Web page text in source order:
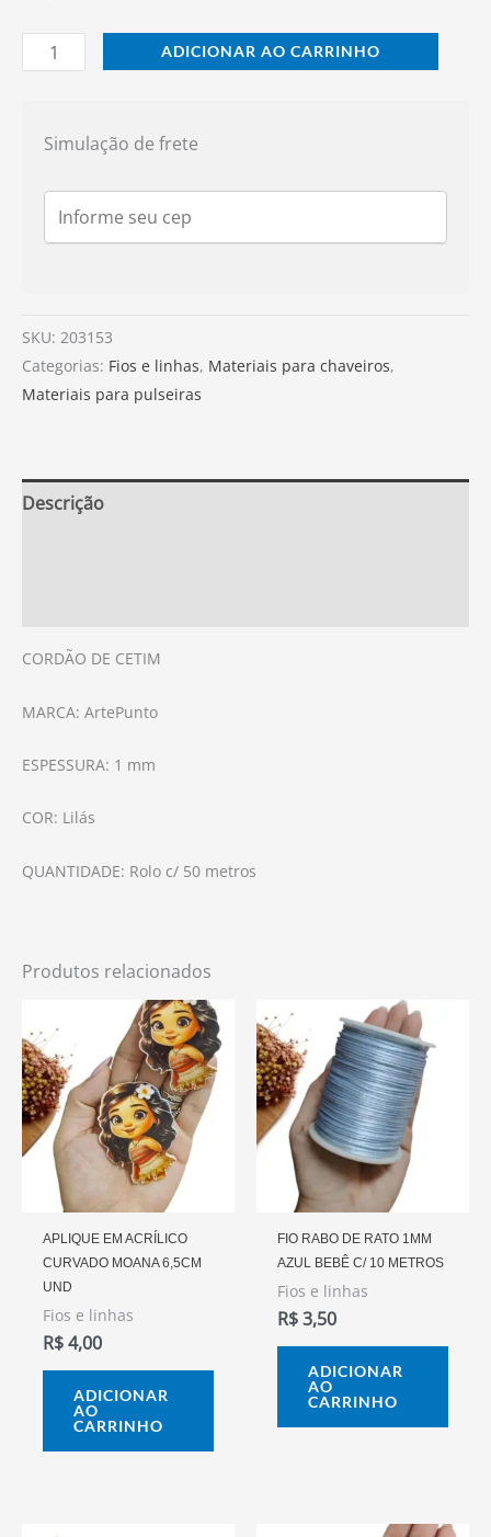
ADICIONAR AO CARRINHO
Simulação de frete
SKU: 203153
Categorias: Fios e linhas, Materiais para chaveiros,
Materiais para pulseiras
Descrição
CORDÃO DE CETIM
MARCA: ArtePunto
ESPESSURA: 1 mm
COR: Lilás
QUANTIDADE: Rolo c/ 50 metros
Produtos relacionados
APLIQUE EM ACRÍLICO
CURVADO MOANA 6,5CM
UND
Fios e linhas
R$4,00
ADICIONAR
AO
CARRINHO
FIO RABO DE RATO 1MM
AZUL BEBÊ C/ 10 METROS
Fios e linhas
R$3,50
ADICIONAR
AO
CARRINHO